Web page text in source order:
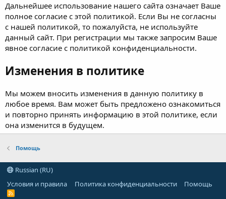
Дальнейшее использование нашего сайта означает Ваше
полное согласие с этой политикой. Если Вы не согласны
с нашей политикой, то пожалуйста, не используйте
данный сайт. При регистрации мы также запросим Ваше
явное согласие с политикой конфиденциальности.
Изменения в политике
Мы можем вносить изменения в данную политику в
любое время. Вам может быть предложено ознакомиться
и повторно принять информацию в этой политике, если
она изменится в будущем.
Помощь
Russian (RU)
Условия и правила
Политика конфиденциальности Помощь
R